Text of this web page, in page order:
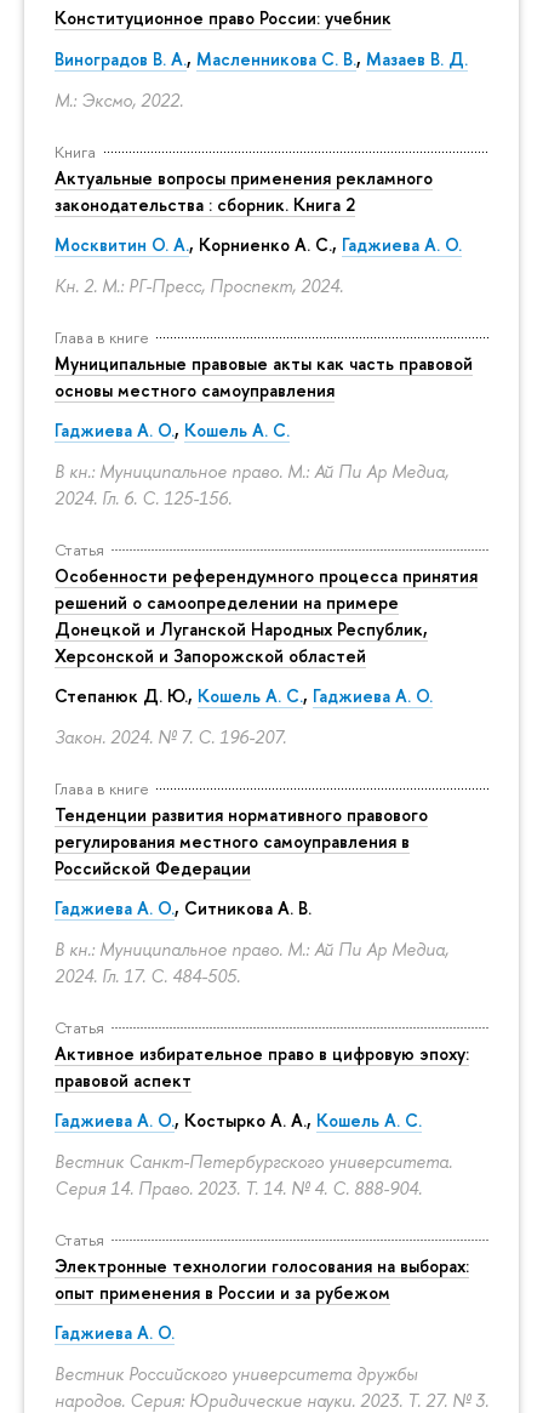
Конституционное право России: учебник
Виноградов В. А., Масленникова С. В., Мазаев В. Д.
М.: Эксмо, 2022.
Книга
Актуальные вопросы применения рекламного
законодательства : сборник. Книга 2
Москвитин О. А., Корниенко А. С., Гаджиева А. О.
Кн. 2. М.: РГ-Пресс, Проспект, 2024.
Глава в книге
Муниципальные правовые акты как часть правовой
основы местного самоуправления
Гаджиева А. О., Кошель А. С.
В кн.: Муниципальное право. М.: Ай Пи Ар Медиа,
2024. Гл. 6. С. 125-156.
Статья
Особенности референдумного процесса принятия
решений о самоопределении на примере
Донецкой и Луганской Народных Республик,
Херсонской и Запорожской областей
Степанюк Д. Ю., Кошель А. С., Гаджиева А. О.
Закон. 2024. № 7. С. 196-207.
Глава в книге
Тенденции развития нормативного правового
регулирования местного самоуправления в
Российской Федерации
Гаджиева А. О., Ситникова А. В.
В кн.: Муниципальное право. М.: Ай Пи Ар Медиа,
2024. Гл. 17. С. 484-505.
Статья
Активное избирательное право в цифровую эпоху:
правовой аспект
Гаджиева А. О., Костырко А. А., Кошель А. С.
Вестник Санкт-Петербургского университета.
Серия 14. Право. 2023. Т. 14. № 4. С. 888-904.
Статья
Электронные технологии голосования на выборах:
опыт применения в России и за рубежом
Гаджиева А. О.
Вестник Российского университета дружбы
народов. Серия: Юридические науки. 2023. Т. 27. № 3.